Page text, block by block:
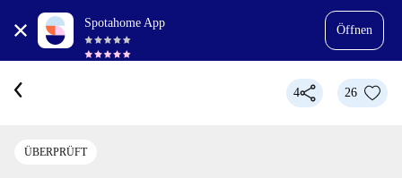
Spotahome App
Öffnen
4 26
ÜBERPRÜFT